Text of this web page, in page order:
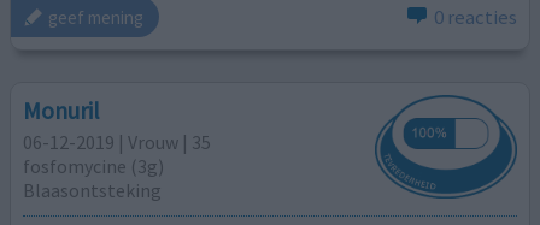
geef mening 0 reacties
Monuril
06-12-2019 | Vrouw | 35
fosfomycine (3g)
Blaasontsteking